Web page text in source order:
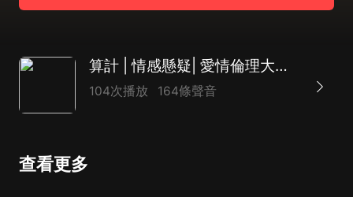
算計 | 情感懸疑| 愛情倫理大戲| 家長里短氣死人不償命類型
104次播放 164條聲音
查看更多